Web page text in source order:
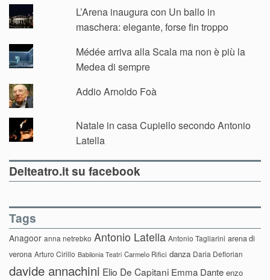
L’Arena inaugura con Un ballo in
maschera: elegante, forse fin troppo
Médée arriva alla Scala ma non è più la
Medea di sempre
Addio Arnoldo Foà
Natale in casa Cupiello secondo Antonio
Latella
Delteatro.it su facebook
Tags
Anagoor anna netrebko Antonio Latella Antonio Tagliarini arena di
verona Arturo Cirillo Babilonia Teatri Carmelo Rifici danza Daria Deflorian
davide annachini Elio De Capitani Emma Dante enzo